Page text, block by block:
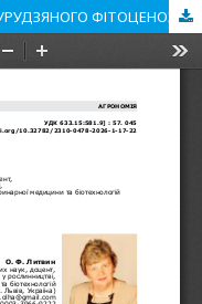
ГРУПА СТИГЛОСТІ ТА ГУСТОТА КУКУРУДЗЯНОГО ФІТОЦЕНОЗУ В УМОВАХ ЗМІН КЛІМАТУ